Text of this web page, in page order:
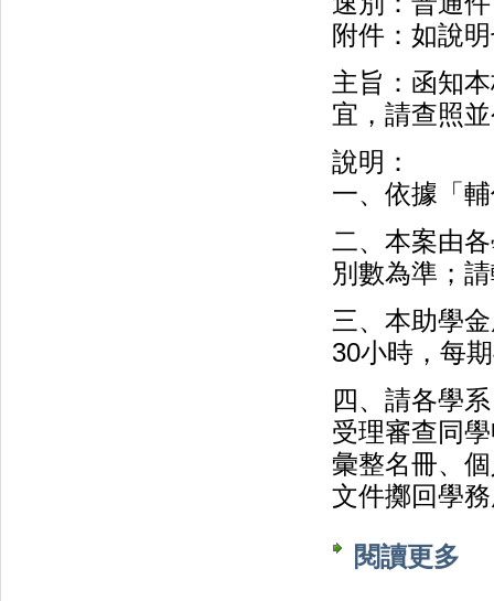
附件：如說
主旨：函知
宜，請查照
說明：
一、依據「
二、本案由
別數為準；
三、本助學
30小時，每
四、請各學
受理審查同
彙整名冊、
文件擲回學
閱讀更多